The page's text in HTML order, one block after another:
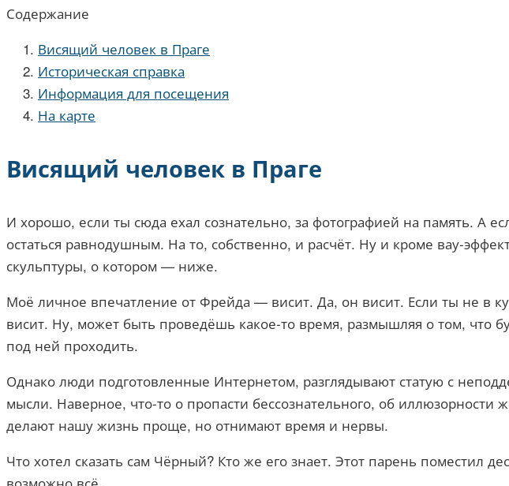
Содержание
Висящий человек в Праге
Историческая справка
Информация для посещения
На карте
Висящий человек в Праге
И хорошо, если ты сюда ехал сознательно, за фотографией на память. А
остаться равнодушным. На то, собственно, и расчёт. Ну и кроме вау-
скульптуры, о котором — ниже.
Моё личное впечатление от Фрейда — висит. Да, он висит. Если ты не в
висит. Ну, может быть проведёшь какое-то время, размышляя о том, что
под ней проходить.
Однако люди подготовленные Интернетом, разглядывают статую с
мысли. Наверное, что-то о пропасти бессознательного, об
делают нашу жизнь проще, но отнимают время и нервы.
Что хотел сказать сам Чёрный? Кто же его знает. Этот парень поместил